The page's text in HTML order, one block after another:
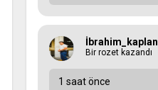
İbrahim_kaplan
Bir rozet kazandı
1 saat önce